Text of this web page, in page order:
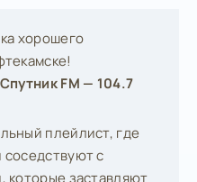
хорошего
Спутник FM — 104.7
плейлист, где
с
которые заставляют